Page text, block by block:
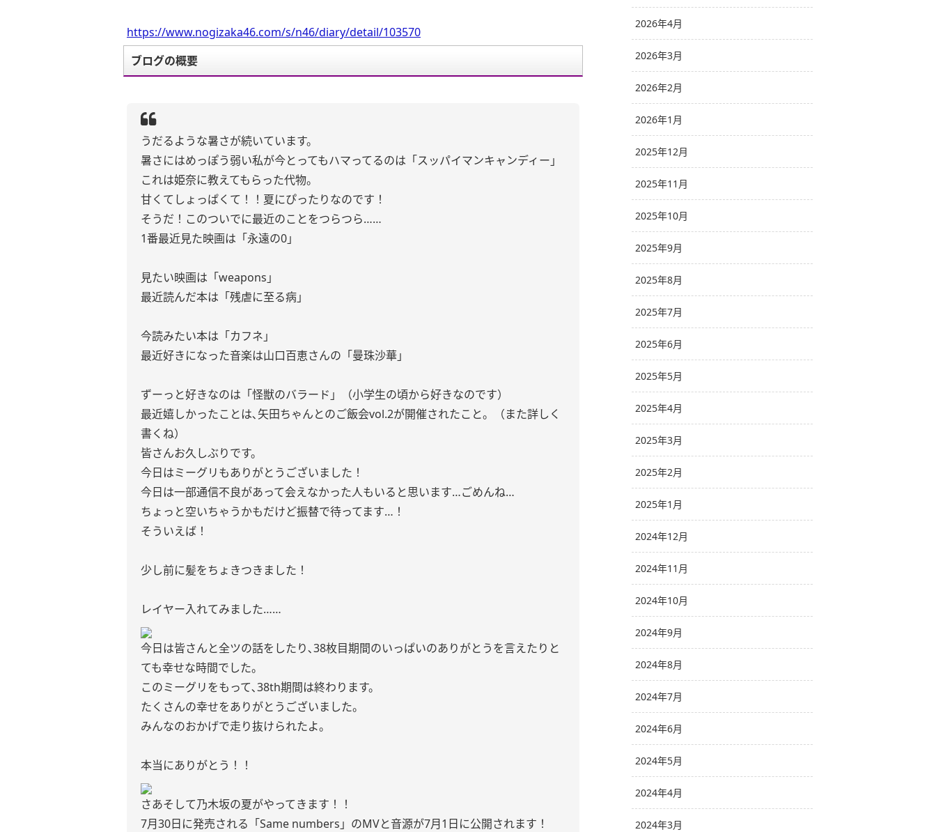
https://www.nogizaka46.com/s/n46/diary/detail/103570
ブログの概要
うだるような暑さが続いています。
暑さにはめっぽう弱い私が今とってもハマってるのは「スッパイマンキャンディー」
これは姫奈に教えてもらった代物。
甘くてしょっぱくて！！夏にぴったりなのです！
そうだ！このついでに最近のことをつらつら……
1番最近見た映画は「永遠の0」
見たい映画は「weapons」
最近読んだ本は「残虐に至る病」
今読みたい本は「カフネ」
最近好きになった音楽は山口百恵さんの「曼珠沙華」
ずーっと好きなのは「怪獣のバラード」（小学生の頃から好きなのです）
最近嬉しかったことは､矢田ちゃんとのご飯会vol.2が開催されたこと。（また詳しく
書くね）
皆さんお久しぶりです。
今日はミーグリもありがとうございました！
今日は一部通信不良があって会えなかった人もいると思います…ごめんね…
ちょっと空いちゃうかもだけど振替で待ってます…！
そういえば！
少し前に髪をちょきつきました！
レイヤー入れてみました……
今日は皆さんと全ツの話をしたり､38枚目期間のいっぱいのありがとうを言えたりと
ても幸せな時間でした。
このミーグリをもって､38th期間は終わります。
たくさんの幸せをありがとうございました。
みんなのおかげで走り抜けられたよ。
本当にありがとう！！
さあそして乃木坂の夏がやってきます！！
7月30日に発売される「Same numbers」のMVと音源が7月1日に公開されます！
2026年4月
2026年3月
2026年2月
2026年1月
2025年12月
2025年11月
2025年10月
2025年9月
2025年8月
2025年7月
2025年6月
2025年5月
2025年4月
2025年3月
2025年2月
2025年1月
2024年12月
2024年11月
2024年10月
2024年9月
2024年8月
2024年7月
2024年6月
2024年5月
2024年4月
2024年3月